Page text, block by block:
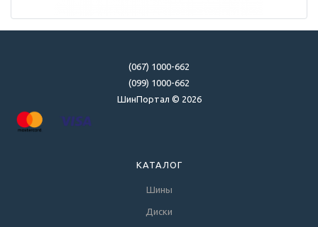
(067) 1000-662
(099) 1000-662
ШинПортал © 2026
КАТАЛОГ
Шины
Диски